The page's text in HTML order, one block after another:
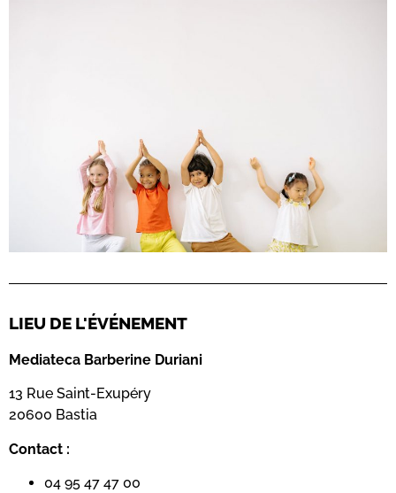
LIEU DE L'ÉVÉNEMENT
Mediateca Barberine Duriani
13 Rue Saint-Exupéry
20600 Bastia
Contact :
04 95 47 47 00